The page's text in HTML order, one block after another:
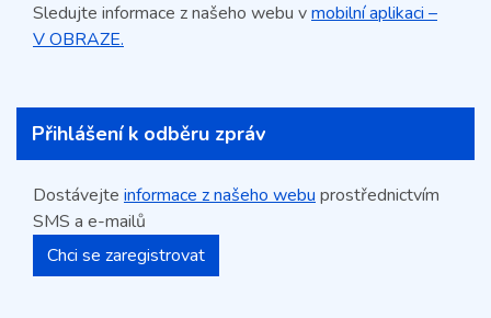
Sledujte informace z našeho webu vmobilní aplikaci –
V OBRAZE.
Přihlášení k odběru zpráv
Dostávejte informace z našeho webu prostřednictvím
SMS a e-mailů
Chci se zaregistrovat